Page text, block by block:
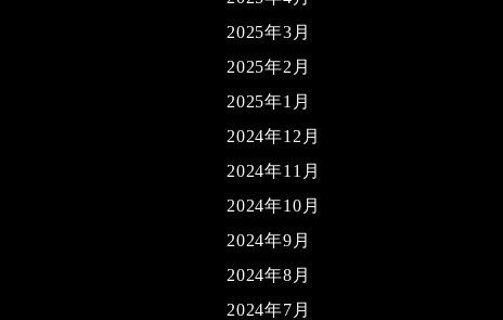
2025年3月
2025年2月
2025年1月
2024年12月
2024年11月
2024年10月
2024年9月
2024年8月
2024年7月